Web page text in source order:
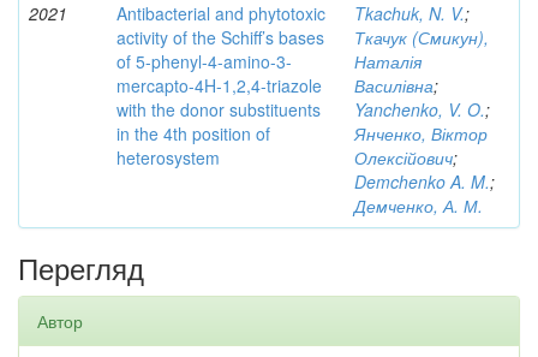
2021
Antibacterial and phytotoxic
activity of the Schiff’s bases
of 5-phenyl-4-amino-3-
mercapto-4H-1,2,4-triazole
with the donor substituents
in the 4th position of
heterosystem
Tkachuk, N. V.;
Ткачук (Смикун),
Наталія
Василівна;
Yanchenko, V. O.;
Янченко, Віктор
Олексійович;
Demchenko A. M.;
Демченко, А. М.
Перегляд
Автор